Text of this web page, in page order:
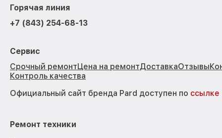
Горячая линия
+7 (843) 254-68-13
Сервис
Срочный ремонтЦена на ремонтДоставкаОтзывы
Контроль качества
Официальный сайт бренда Pard доступен по ссылке
Ремонт техники